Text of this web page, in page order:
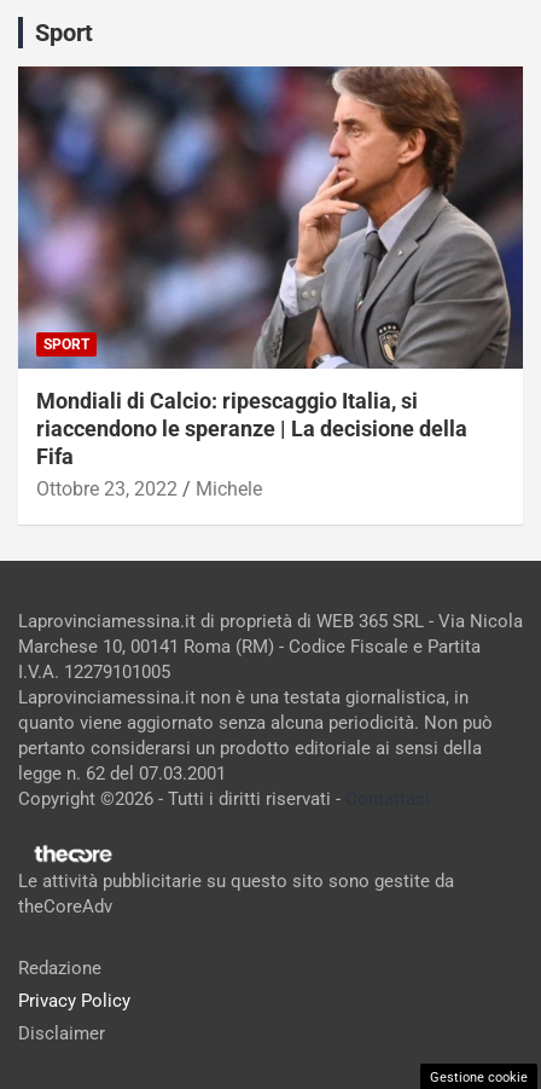
Sport
SPORT
Mondiali di Calcio: ripescaggio Italia, si
riaccendono le speranze | La decisione della
Fifa
Ottobre 23, 2022 Michele
Laprovinciamessina.it di proprietà di WEB 365 SRL - Via Nicola
Marchese 10, 00141 Roma (RM) - Codice Fiscale e Partita
I.V.A. 12279101005
Laprovinciamessina.it non è una testata giornalistica, in
quanto viene aggiornato senza alcuna periodicità. Non può
pertanto considerarsi un prodotto editoriale ai sensi della
legge n. 62 del 07.03.2001
Copyright ©2026 - Tutti i diritti riservati -
Le attività pubblicitarie su questo sito sono gestite da
theCoreAdv
Redazione
Privacy Policy
Disclaimer
Gestione cookie